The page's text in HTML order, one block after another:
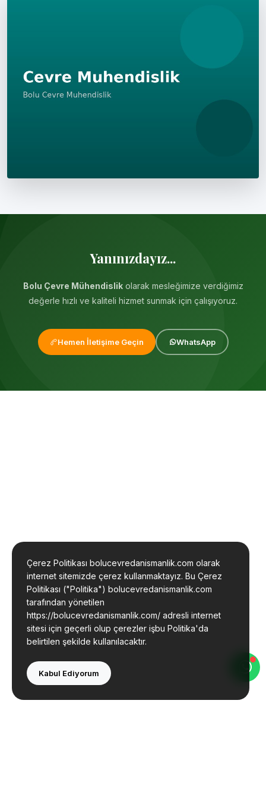
Yanınızdayız...
Bolu Çevre Mühendislikolarak mesleğimize verdiğimiz
değerle hızlı ve kaliteli hizmet sunmak için çalışıyoruz.
Hemen İletişime Geçin WhatsApp
Çerez Politikası bolucevredanismanlik.com olarak
internet sitemizde çerez kullanmaktayız. Bu Çerez
Politikası ("Politika") bolucevredanismanlik.com
tarafından yönetilen
https://bolucevredanismanlik.com/ adresli internet
sitesi için geçerli olup çerezler işbu Politika'da
belirtilen şekilde kullanılacaktır.
Kabul Ediyorum